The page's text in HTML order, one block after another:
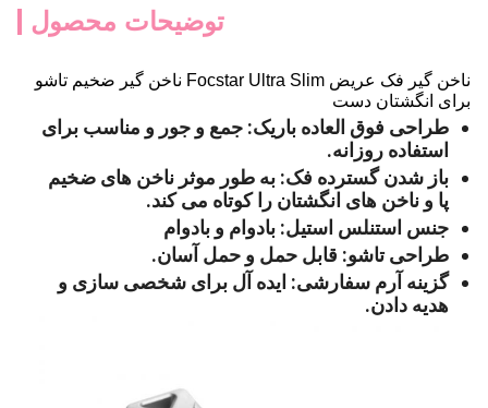
توضیحات محصول
ناخن گیر فک عریض Focstar Ultra Slim ناخن گیر ضخیم تاشو
برای انگشتان دست
طراحی فوق العاده باریک: جمع و جور و مناسب برای
استفاده روزانه.
باز شدن گسترده فک: به طور موثر ناخن های ضخیم
پا و ناخن های انگشتان را کوتاه می کند.
جنس استنلس استیل: بادوام و بادوام
طراحی تاشو: قابل حمل و حمل آسان.
گزینه آرم سفارشی: ایده آل برای شخصی سازی و
هدیه دادن.